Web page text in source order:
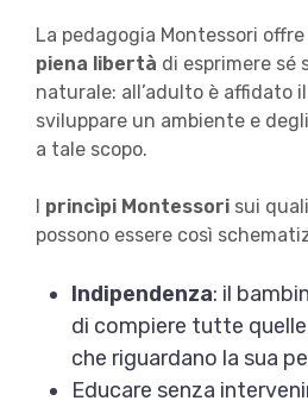
La pedagogia Montessori
piena libertà di esprimere sé
naturale: all’adulto è affidato
sviluppare un ambiente e
a tale scopo.
princìpi Montessori sui
possono essere così
Indipendenza: il
di compiere tutte
che riguardano la sua
Educare senza